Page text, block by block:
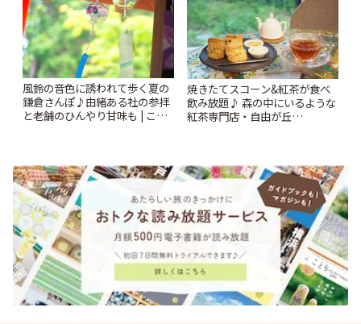
風鈴の音色に誘われて歩く夏の
鎌倉さんぽ♪由緒ある社の参拝
と老舗のひんやり甘味も | こと
焼きたてスコーン&紅茶が食べ
飲み放題♪ 森の中にいるような
紅茶専門店・自由が丘